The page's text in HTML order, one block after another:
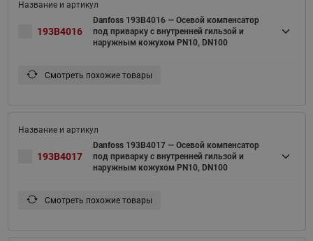
193B4016
Danfoss 193B4016 — Осевой компенсатор
под приварку с внутренней гильзой и
наружным кожухом PN10, DN100
Смотреть похожие товары
193B4017
Danfoss 193B4017 — Осевой компенсатор
под приварку с внутренней гильзой и
наружным кожухом PN10, DN100
Смотреть похожие товары